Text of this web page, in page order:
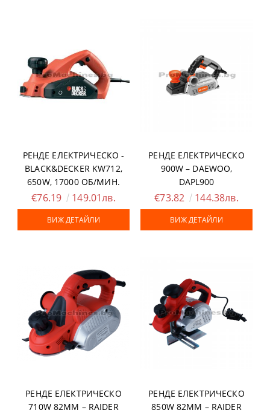
РЕНДЕ ЕЛЕКТРИЧЕСКО -
BLACK&DECKER KW712,
650W, 17000 ОБ/МИН.
€76.19 149.01лв.
ВИЖ ДЕТАЙЛИ
РЕНДЕ ЕЛЕКТРИЧЕСКО
900W – DAEWOO,
DAPL900
€73.82 144.38лв.
ВИЖ ДЕТАЙЛИ
РЕНДЕ ЕЛЕКТРИЧЕСКО
710W 82ММ – RAIDER
РЕНДЕ ЕЛЕКТРИЧЕСКО
850W 82ММ – RAIDER